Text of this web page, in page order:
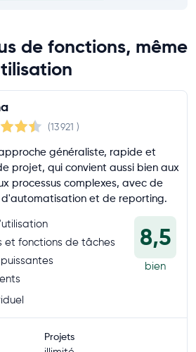
de fonctions, même
(13 921 )
généraliste, rapide et
projet, qui convient aussi bien aux
processus complexes, avec de
d'automatisation et de reporting.
et fonctions de tâches
8,5
bien
Projets